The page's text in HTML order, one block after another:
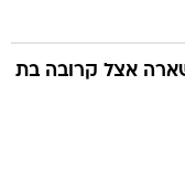
אצל קרובה בת